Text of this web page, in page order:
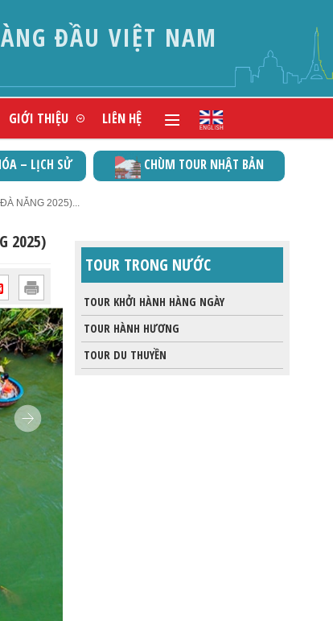
ĐẦU VIỆT NAM
GIỚI THIỆU LIÊN HỆ
– LỊCH SỬ CHÙM TOUR NHẬT BẢN
NẴNG 2025)...
2025)
TOUR TRONG NƯỚC
TOUR KHỞI HÀNH HÀNG NGÀY
TOUR HÀNH HƯƠNG
TOUR DU THUYỀN